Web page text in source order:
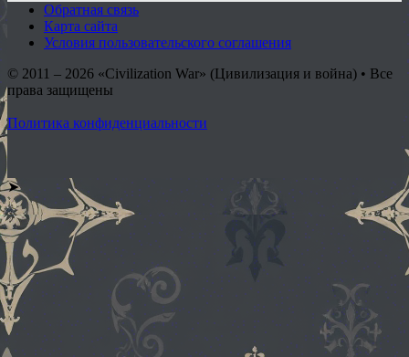
Обратная связь
Карта сайта
Условия пользовательского соглашения
© 2011 – 2026 «Civilization War» (Цивилизация и война) • Все
права защищены
Политика конфиденциальности
➤